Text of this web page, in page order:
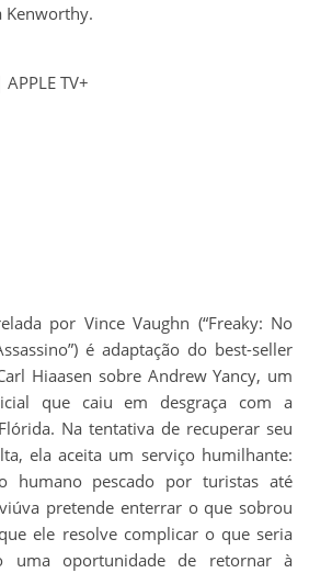
Kenworthy.
APPLE TV+
por Vince Vaughn (“Freaky: No
é adaptação do best-seller
Hiaasen sobre Andrew Yancy, um
que caiu em desgraça com a
Na tentativa de recuperar seu
ela aceita um serviço humilhante:
humano pescado por turistas até
pretende enterrar o que sobrou
ele resolve complicar o que seria
uma oportunidade de retornar à